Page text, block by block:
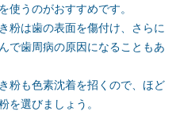
うのがおすすめです。
粉は歯の表面を傷付け、さらに
で歯周病の原因になることもあ
粉も色素沈着を招くので、ほど
を選びましょう。